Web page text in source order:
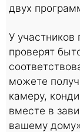
двух
У
проверят
можете
камеру,
вместе в
вашему